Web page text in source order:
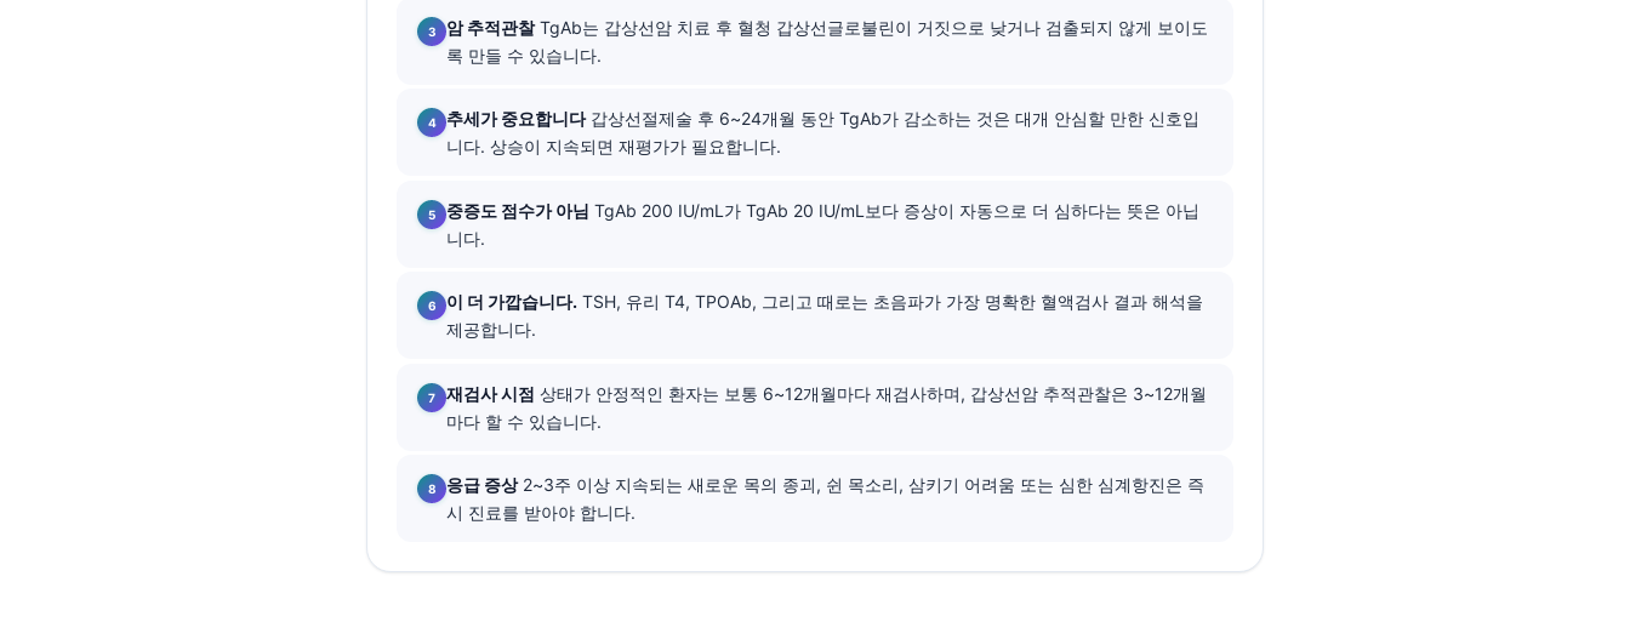
암 추적관찰TgAb는 갑상선암 치료 후 혈청 갑상선글로불린이 거짓으로 낮거나 검출되지 않게 보이도
록 만들 수 있습니다.
추세가 중요합니다갑상선절제술 후 6~24개월 동안 TgAb가 감소하는 것은 대개 안심할 만한 신호입
니다. 상승이 지속되면 재평가가 필요합니다.
중증도 점수가 아님 TgAb 200 IU/mL가 TgAb 20 IU/mL보다 증상이 자동으로 더 심하다는 뜻은 아닙
니다.
이 더 가깝습니다. TSH, 유리 T4, TPOAb, 그리고 때로는 초음파가 가장 명확한 혈액검사 결과 해석을
제공합니다.
재검사 시점 상태가 안정적인 환자는 보통 6~12개월마다 재검사하며, 갑상선암 추적관찰은 3~12개월
마다 할 수 있습니다.
응급 증상2~3주 이상 지속되는 새로운 목의 종괴, 쉰 목소리, 삼키기 어려움 또는 심한 심계항진은 즉
시 진료를 받아야 합니다.